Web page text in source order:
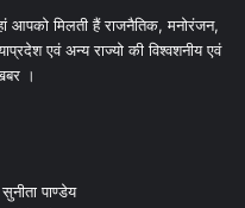
आपको मिलती हैं राजनैतिक, मनोरंजन,
एवं अन्य राज्यो की विश्वशनीय एवं
।
सुनीता पाण्डेय